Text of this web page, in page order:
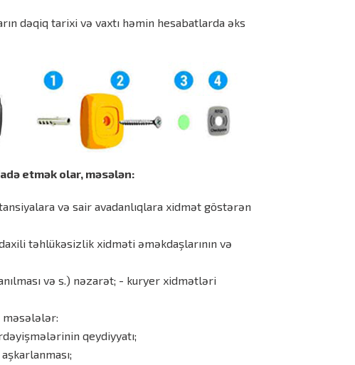
dəqiq tarixi və vaxtı həmin hesabatlarda əks
etmək olar, məsələn:
və sair avadanlıqlara xidmət göstərən
təhlükəsizlik xidməti əməkdaşlarının və
və s.) nəzarət; - kuryer xidmətləri
məsələlər:
qeydiyyatı;